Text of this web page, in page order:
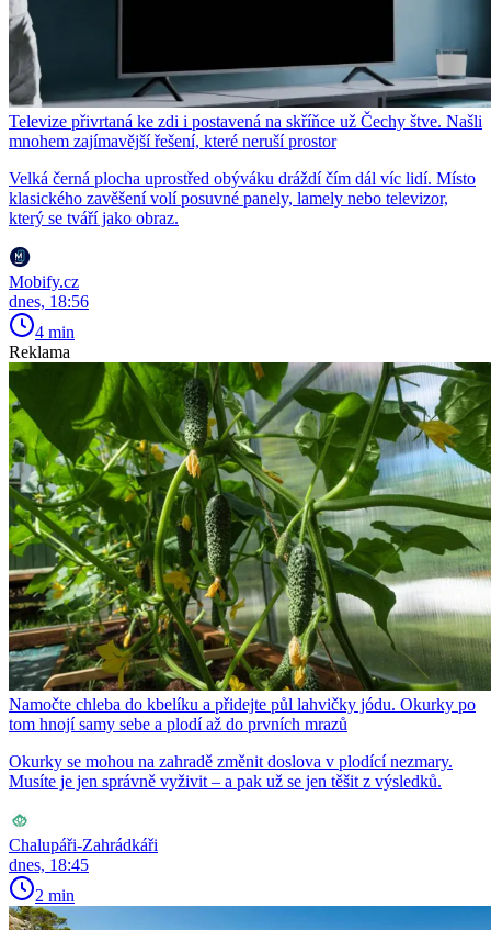
Televize přivrtaná ke zdi i postavená na skříňce už Čechy štve. Našli
mnohem zajímavější řešení, které neruší prostor
Velká černá plocha uprostřed obýváku dráždí čím dál víc lidí. Místo
klasického zavěšení volí posuvné panely, lamely nebo televizor,
který se tváří jako obraz.
Mobify.cz
dnes, 18:56
4 min
Reklama
Namočte chleba do kbelíku a přidejte půl lahvičky jódu. Okurky po
tom hnojí samy sebe a plodí až do prvních mrazů
Okurky se mohou na zahradě změnit doslova v plodící nezmary.
Musíte je jen správně vyživit – a pak už se jen těšit z výsledků.
Chalupáři-Zahrádkáři
dnes, 18:45
2 min